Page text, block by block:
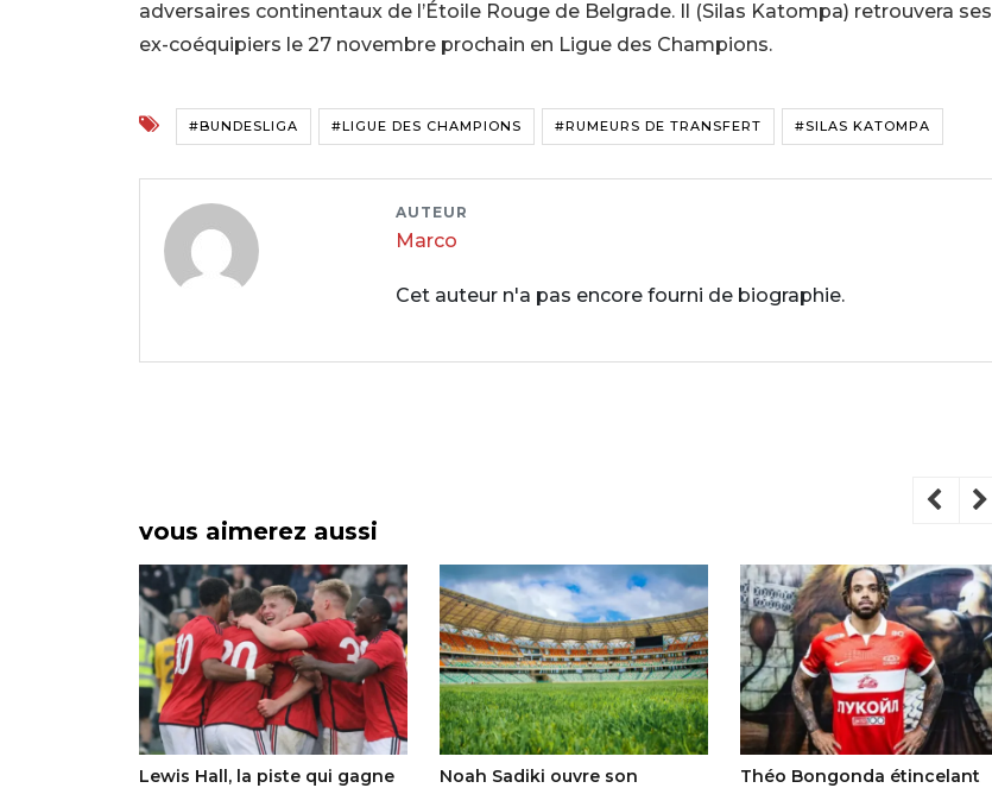
adversaires continentaux de l’Étoile Rouge de Belgrade. Il (Silas Katompa) retrouvera ses
ex-coéquipiers le 27 novembre prochain en Ligue des Champions.
#BUNDESLIGA #LIGUE DES CHAMPIONS #RUMEURS DE TRANSFERT #SILAS KATOMPA
AUTEUR
Marco
Cet auteur n'a pas encore fourni de biographie.
vous aimerez aussi
Lewis Hall, la piste qui gagne
Noah Sadiki ouvre son
Théo Bongonda étincelant